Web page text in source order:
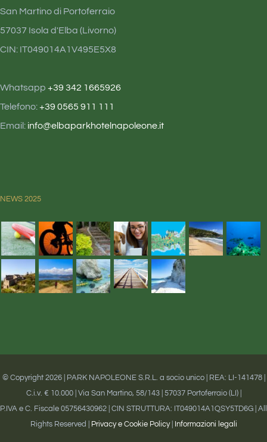
San Martino di Portoferraio
57037 Isola d'Elba (Livorno)
CIN: IT049014A1V495E5X8
Whatsapp +39 342 1665926
Telefono:+39 0565 911 111
Email: info@elbaparkhotelnapoleone.it
NEWS 2025
© Copyright 2026 | PARK NAPOLEONE S.R.L. a socio unico | REA: LI-141478 |
C.i.v. € 10.000 | Via San Martino, 58/143 | 57037 Portoferraio (LI) |
P.IVA e C. Fiscale 05756430962 | CIN STRUTTURA: IT049014A1QSY5TD6G | All
Rights Reserved |
Privacy e Cookie Policy Informazioni legali